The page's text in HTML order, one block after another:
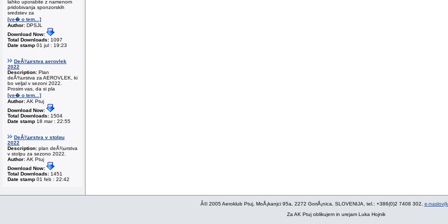
lahko uporabite z namenom
pridobivanja sponzorskih
sredstev za
[ve� o tem...]
Author: DPSJL
Download Now:
Total Downloads: 1097
Date stamp 01 jul : 19:23
DeÅ¾urstva aerovlek
2022
Description: Plan
deÅ¾urstva za AEROVLEK, ki
bo veljal v sezoni 2022.
Prosim vas, da si pla
[ve� o tem...]
Author: AK Ptuj
Download Now:
Total Downloads: 1504
Date stamp 18 mar : 22:55
DeÅ¾urstva v stolpu
2022
Description: plan deÅ¾urstva
v stolpu za sezono 2022.
Author: AK Ptuj
Download Now:
Total Downloads: 1451
Date stamp 01 feb : 22:42
Â© 2005 Aeroklub Ptuj, MoÅ¡kanjci 95a, 2272 GoriÅ¡nica, SLOVENIJA, tel.: +386(0)2 7408 302, e-
Za AK Ptuj oblikujem in urejam Luka Hojnik